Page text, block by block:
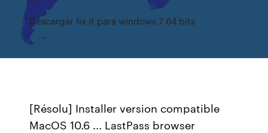
Descargar fix it para windows 7 64 bits
[Résolu] Installer version compatible
MacOS 10.6 ... LastPass browser